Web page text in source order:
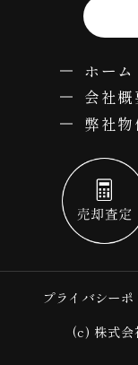
ホーム
会社概
弊社物
プライバシーポ
(c) 株式